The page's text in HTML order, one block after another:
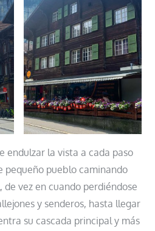
endulzar la vista a cada paso
pequeño pueblo caminando
vez en cuando perdiéndose
y senderos, hasta llegar
su cascada principal y más